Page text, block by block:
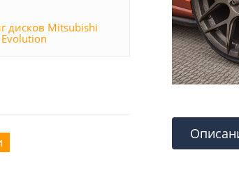
дисков Mitsubishi